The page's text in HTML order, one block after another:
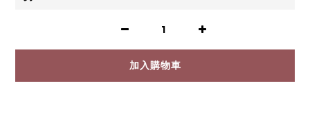
加入購物車